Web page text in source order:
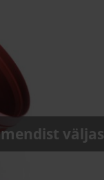
väljas